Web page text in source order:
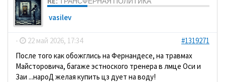
vasilev
- 22 май 2026, 17:34
#1319271
После того как обожглись на Фернандесе, на травмах
Майсторовича, багаже эстноского тренера в лмце Оси и
Заи ...нароД желая купить цз дует на воду!